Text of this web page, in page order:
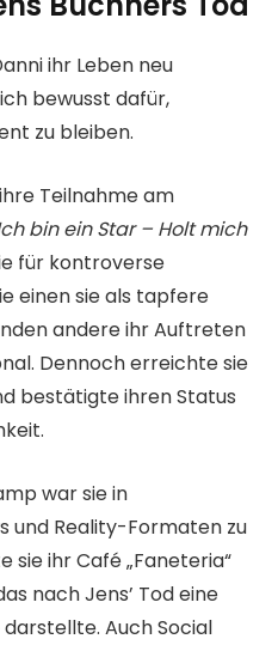
ihr Leben neu
bewusst dafür,
zu bleiben.
Teilnahme am
bin ein Star – Holt mich
für kontroverse
einen sie als tapfere
andere ihr Auftreten
Dennoch erreichte sie
bestätigte ihren Status
war sie in
und Reality-Formaten zu
sie ihr Café „Faneteria“
nach Jens’ Tod eine
Auch Social